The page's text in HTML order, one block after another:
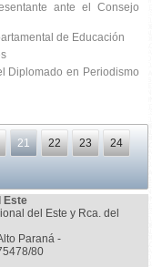
ante el Consejo
de Educación
Diplomado en Periodismo
21 22 23 24
Este
del Este y Rca. del
Paraná -
80